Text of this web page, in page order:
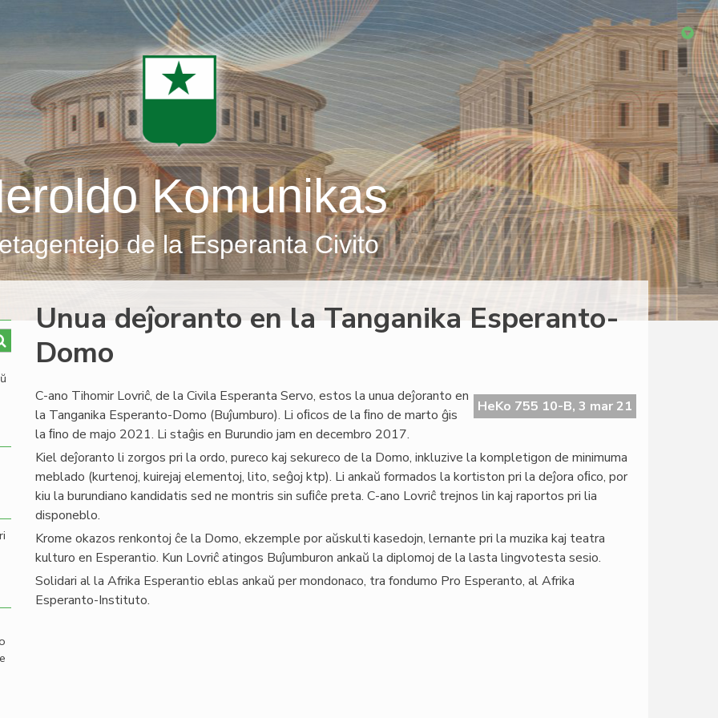
Komunikas
de la Esperanta Civito
Unua deĵoranto en la Tanganika Esperanto-
Domo
HeKo 755 10-B, 3 mar 21
C-ano Tihomir Lovriĉ, de la Civila Esperanta Servo, estos la unua deĵoranto en
la Tanganika Esperanto-Domo (Buĵumburo). Li oﬁcos de la ﬁno de marto ĝis
la ﬁno de majo 2021. Li staĝis en Burundio jam en decembro 2017.
Kiel deĵoranto li zorgos pri la ordo, pureco kaj sekureco de la Domo, inkluzive la kompletigon de minimuma
meblado (kurtenoj, kuirejaj elementoj, lito, seĝoj ktp). Li ankaŭ formados la kortiston pri la deĵora oﬁco, por
kiu la burundiano kandidatis sed ne montris sin suﬁĉe preta. C-ano Lovriĉ trejnos lin kaj raportos pri lia
disponeblo.
Krome okazos renkontoj ĉe la Domo, ekzemple por aŭskulti kasedojn, lernante pri la muzika kaj teatra
kulturo en Esperantio. Kun Lovriĉ atingos Buĵumburon ankaŭ la diplomoj de la lasta lingvotesta sesio.
Solidari al la Afrika Esperantio eblas ankaŭ per mondonaco, tra fondumo Pro Esperanto, al Afrika
Esperanto-Instituto.